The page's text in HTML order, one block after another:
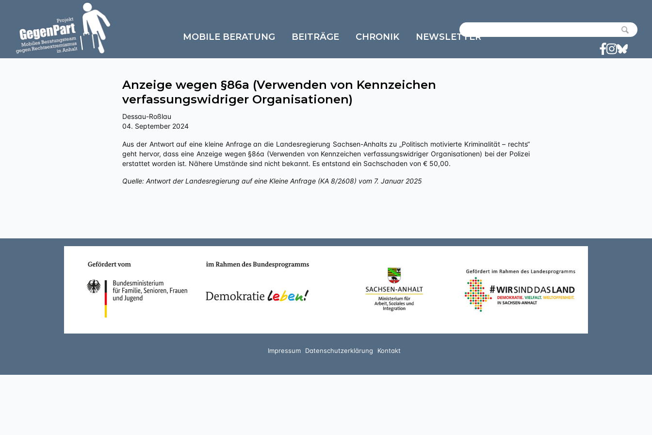
MOBILE BERATUNG BEITRÄGE CHRONIK NEWSLETTER
Anzeige wegen §86a (Verwenden von Kennzeichen
verfassungswidriger Organisationen)
Dessau-Roßlau
04. September 2024
Aus der Antwort auf eine kleine Anfrage an die Landesregierung Sachsen-Anhalts zu „Politisch motivierte Kriminalität – rechts“
geht hervor, dass eine Anzeige wegen §86a (Verwenden von Kennzeichen verfassungswidriger Organisationen) bei der Polizei
erstattet worden ist. Nähere Umstände sind nicht bekannt. Es entstand ein Sachschaden von € 50,00.
Quelle: Antwort der Landesregierung auf eine Kleine Anfrage (KA 8/2608) vom 7. Januar 2025
Impressum Datenschutzerklärung Kontakt